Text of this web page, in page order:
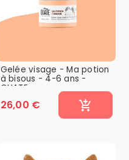
Gelée visage - Ma potion
à bisous - 4-6 ans -
OUATE
26,00 €